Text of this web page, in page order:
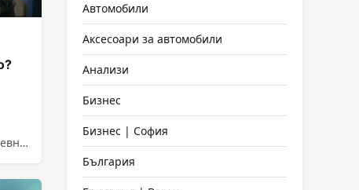
Автомобили
Аксесоари за автомобили
Анализи
Бизнес
Бизнес | София
България